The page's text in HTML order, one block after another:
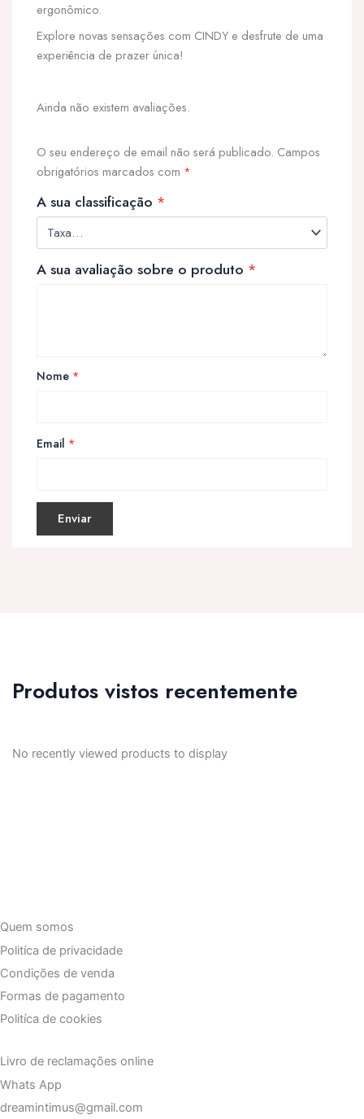
ergonômico.
Explore novas sensações com CINDY e desfrute de uma
experiência de prazer única!
Ainda não existem avaliações.
O seu endereço de email não será publicado. Campos
obrigatórios marcados com *
A sua classificação *
A sua avaliação sobre o produto *
Nome *
Email *
Produtos vistos recentemente
No recently viewed products to display
Quem somos
Politíca de privacidade
Condições de venda
Formas de pagamento
Politíca de cookies
Livro de reclamações online
Whats App
dreamintimus@gmail.com